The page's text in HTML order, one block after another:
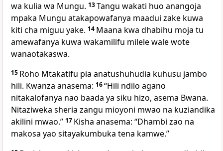
wa kulia wa Mungu. 13Tangu wakati huo anangoja
mpaka Mungu atakapowafanya maadui zake kuwa
kiti cha miguu yake. 14 Maana kwa dhabihu moja tu
amewafanya kuwa wakamilifu milele wale wote
wanaotakaswa.
15 Roho Mtakatifu pia anatushuhudia kuhusu jambo
hili. Kwanza anasema: 16“Hili ndilo agano
nitakalofanya nao baada ya siku hizo, asema Bwana.
Nitaziweka sheria zangu mioyoni mwao na kuziandika
akilini mwao.” 17 Kisha anasema: “Dhambi zao na
makosa yao sitayakumbuka tena kamwe.”